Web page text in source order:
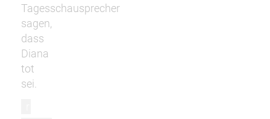
Tagesschausprecher
sagen,
dass
Diana
tot
sei.